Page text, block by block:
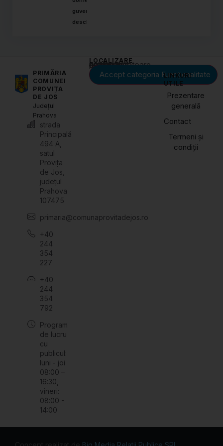
guvernării
deschise
PRIMĂRIA
COMUNEI
PROVIȚA
DE JOS
Județul
Prahova
strada
Principală
494 A,
satul
Provița
de Jos,
județul
Prahova
107475
primaria@comunaprovitadejos.ro
+40
244
354
227
+40
244
354
792
Program
de lucru
cu
publicul:
luni - joi
08:00 –
16:30,
vineri:
08:00 -
14:00
LOCALIZARE
Acest conținut este blocat până când acceptați categoria corespunzătoare de cookie-uri.
Accept categoria Funcționalitate
LINKURI
UTILE
Prezentare
generală
Contact
Termeni și
condiții